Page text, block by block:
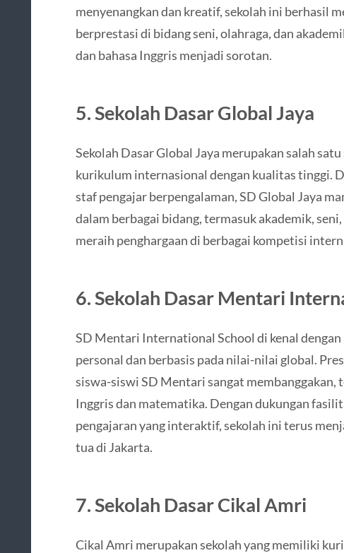
menyenangkan dan kreatif, sekolah ini berhasil
berprestasi di bidang seni, olahraga, dan
dan bahasa Inggris menjadi sorotan.
5.Sekolah Dasar Global Jaya
Sekolah Dasar Global Jaya merupakan salah
kurikulum internasional dengan kualitas tinggi.
staf pengajar berpengalaman, SD Global Jaya
dalam berbagai bidang, termasuk akademik,
meraih penghargaan di berbagai kompetisi
6.Sekolah Dasar Mentari
SD Mentari International School di kenal
personal dan berbasis pada nilai-nilai global.
siswa-siswi SD Mentari sangat membanggakan,
Inggris dan matematika. Dengan dukungan
pengajaran yang interaktif, sekolah ini terus
tua di Jakarta.
7.Sekolah Dasar Cikal Amri
Cikal Amri merupakan sekolah yang memiliki